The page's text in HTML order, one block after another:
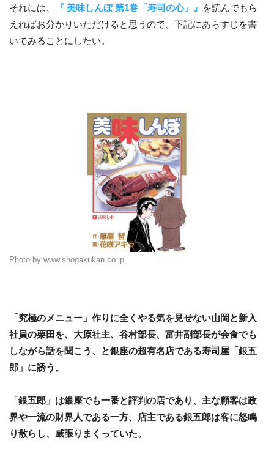
それには、 『 美味しんぼ 第1巻「寿司の心」』 を読んでもら
えればお分かりいただけると思うので、下記にあらすじを書
いてみることにしたい。
Photo by www.shogakukan.co.jp
「究極のメニュー」作りに全くやる気を見せない山岡と新入
社員の栗田を、大原社主、谷村部長、富井副部長が会食でも
しながら話を聞こう、と銀座の超有名店である寿司屋「銀五
郎」に誘う。
「銀五郎」は銀座でも一番と評判の店であり、主な顧客は政
界や一流の財界人である一方、店主である銀五郎は客に怒鳴
り散らし、威張りまくっていた。